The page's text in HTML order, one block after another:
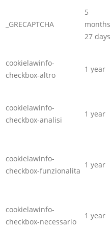
_GRECAPTCHA
5
months
27 days
cookielawinfo-
checkbox-altro
1 year
cookielawinfo-
checkbox-analisi
1 year
cookielawinfo-
checkbox-funzionalita
1 year
cookielawinfo-
checkbox-necessario
1 year